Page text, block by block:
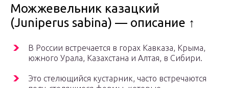
Можжевельник казацкий
(Juniperus sabina) — описание ↑
В России встречается в горах Кавказа, Крыма,
южного Урала, Казахстана и Алтая, в Сибири.
Это стелющийся кустарник, часто встречаются